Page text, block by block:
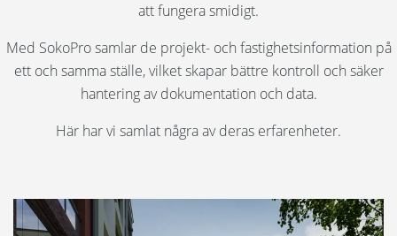
Språk:
English
att fungera smidigt.
Med SokoPro samlar de projekt- och fastighetsinformation på
ett och samma ställe, vilket skapar bättre kontroll och säker
hantering av dokumentation och data.
Här har vi samlat några av deras erfarenheter.